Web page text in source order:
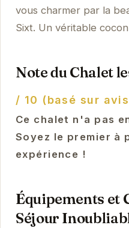
vous charmer par la
Sixt. Un véritable
Note du Chalet
/ 10 (basé sur
Ce chalet n'a pas
Soyez le premier à
expérience !
Équipements et
Séjour